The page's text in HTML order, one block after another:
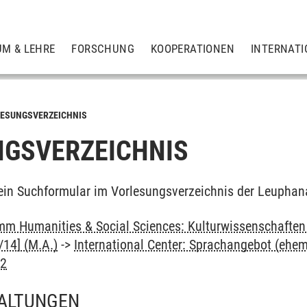
& LEHRE FORSCHUNG KOOPERATIONEN
Suchformular im Vorlesungsverzeichnis der
Humanities & Social Sciences:
(M.A.) -> International Center: Sprachangebot